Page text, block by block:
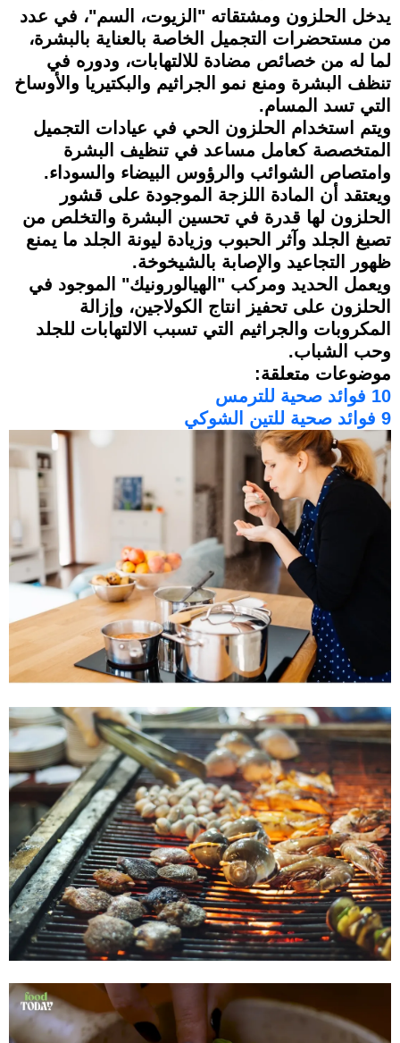
يدخل الحلزون ومشتقاته "الزيوت، السم"، في عدد
من مستحضرات التجميل الخاصة بالعناية بالبشرة،
لما له من خصائص مضادة للالتهابات، ودوره في
تنظف البشرة ومنع نمو الجراثيم والبكتيريا والأوساخ
التي تسد المسام.
ويتم استخدام الحلزون الحي في عيادات التجميل
المتخصصة كعامل مساعد في تنظيف البشرة
وامتصاص الشوائب والرؤوس البيضاء والسوداء.
ويعتقد أن المادة اللزجة الموجودة على قشور
الحلزون لها قدرة في تحسين البشرة والتخلص من
تصبغ الجلد وآثر الحبوب وزيادة ليونة الجلد ما يمنع
ظهور التجاعيد والإصابة بالشيخوخة.
ويعمل الحديد ومركب "الهيالورونيك" الموجود في
الحلزون على تحفيز انتاج الكولاجين، وإزالة
المكروبات والجراثيم التي تسبب الالتهابات للجلد
وحب الشباب.
موضوعات متعلقة:
10 فوائد صحية للترمس
9 فوائد صحية للتين الشوكي